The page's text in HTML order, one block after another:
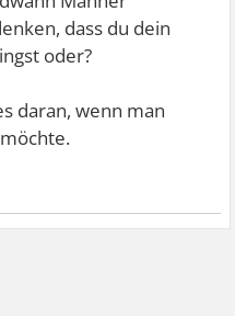
dass du dein
oder?
daran, wenn man